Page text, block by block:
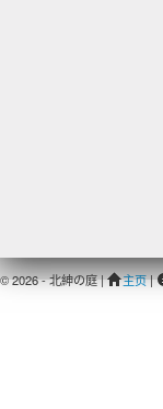
© 2026 - 北紳の庭 | 主页|